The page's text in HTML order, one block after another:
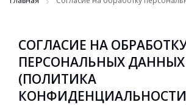
СОГЛАСИЕ НА
ПЕРСОНАЛЬНЫХ ДАННЫХ
(ПОЛИТИКА